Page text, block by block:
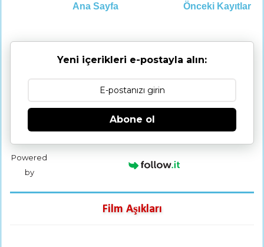
Önceki Kayıtlar
Ana Sayfa
Yeni içerikleri e-postayla alın:
Abone ol
Powered
by
Film Aşıkları